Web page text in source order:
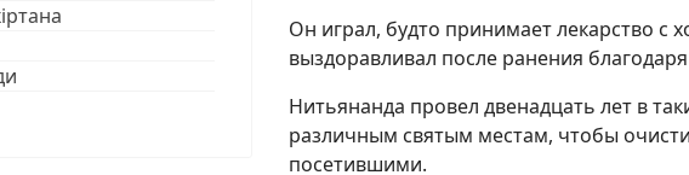
Он играл, будто принимает лекарство с
выздоравливал после ранения благодаря
Нитьянанда провел двенадцать лет в
различным святым местам, чтобы
посетившими.